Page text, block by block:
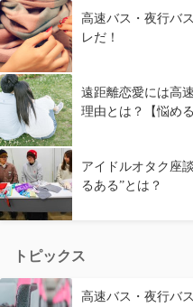
高速バス・夜行バ
レだ！
遠距離恋愛には高
理由とは？【悩め
アイドルオタク座
るある”とは？
トピックス
高速バス・夜行バ